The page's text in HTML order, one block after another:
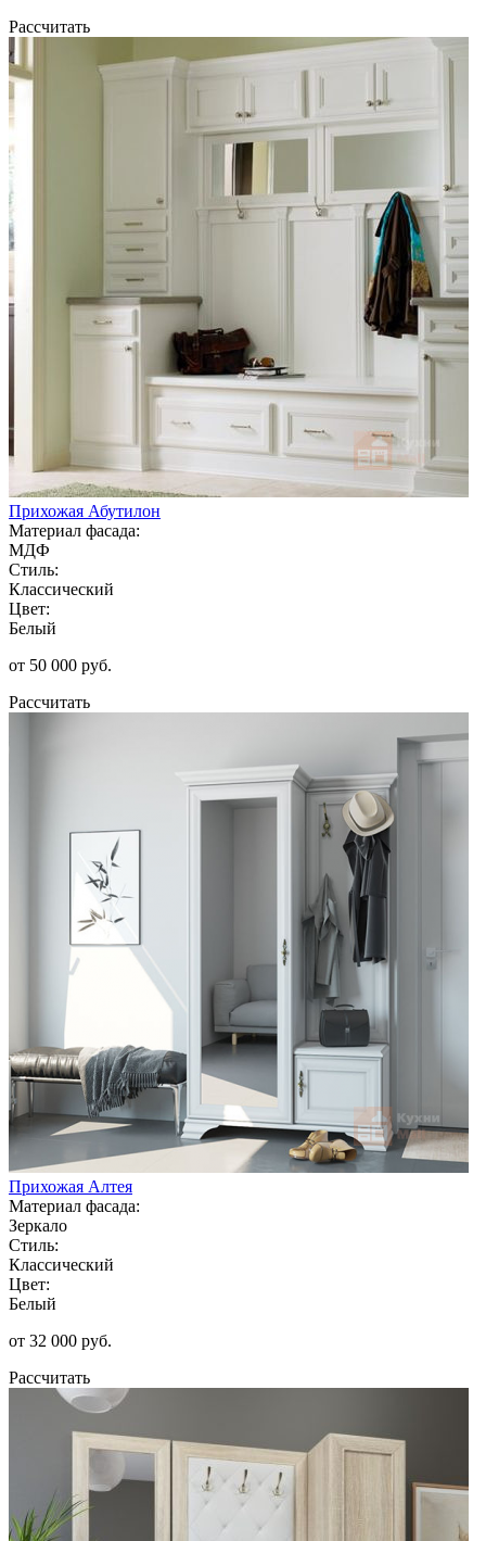
Рассчитать
Прихожая Абутилон
Материал фасада:
МДФ
Стиль:
Классический
Цвет:
Белый
от 50 000 руб.
Рассчитать
Прихожая Алтея
Материал фасада:
Зеркало
Стиль:
Классический
Цвет:
Белый
от 32 000 руб.
Рассчитать